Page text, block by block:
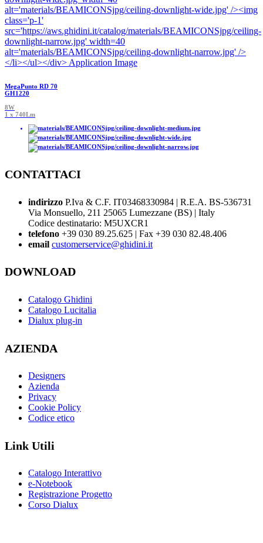
MegaPunto RD 70
GH1220
8W
1 x 740Lm
CONTATTACI
indirizzo P.Iva & C.F. IT03468330984 | R.E.A. BS-536731
Via Monsuello, 211 25065 Lumezzane (BS) | Italy
Codice destinatario: M5UXCR1
telefono +39 030 89.25.625 | Fax +39 030 82.48.406
email customerservice@ghidini.it
DOWNLOAD
Catalogo Ghidini
Catalogo Lucitalia
Dialux plug-in
AZIENDA
Designers
Azienda
Privacy
Cookie Policy
Codice etico
Link Utili
Catalogo Interattivo
e-Notebook
Registrazione Progetto
Corso Dialux